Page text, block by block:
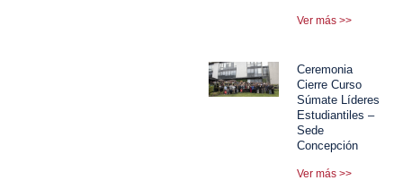
Ver más >>
Ceremonia
Cierre Curso
Súmate Líderes
Estudiantiles –
Sede
Concepción
Ver más >>